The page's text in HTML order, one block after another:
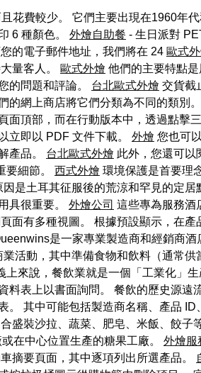
花費較少。 它們主要出現在1960年
6 種顏色。 外燴自助餐 - 生日派對
的電子郵件地址，我們將在 24 歐式
量客人。 歐式外燴 他們的主要特點
的問題和評論。 台北歐式外燴 交貨截
的網上商店將它們分類為不同的類別
面頂部，而在行動版本中，透過點擊
立即以 PDF 文件下載。 外燴 您也可
產品。 台北歐式外燴 此外，您還可以
要細節。 西式外燴 環境保護是首要理
因是土耳其征服後的荒涼和罕見的定居
具很重要。 外燴公司 這些專為服務酒
面有多種視圖。 根據預設顯示，在產
是一家專業製造商和經銷商酒
活動，其中準備食物和飲料（通常供
上來說，餐飲業就是一個「工業化」
表上以書面詢問。 餐飲的歷史源遠
其中可能包括製造商名稱、產品 ID
盛裝沙拉、蔬菜、肥皂、米飯、餃子
在中心位置生產的糖果工廠。 外燴服
摘要頁面，其中逐項列出所選產品。